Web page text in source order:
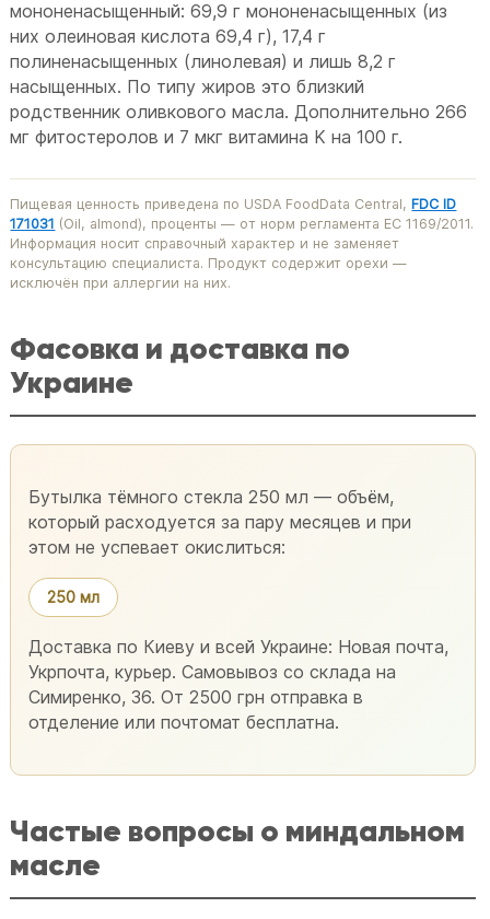
мононенасыщенный: 69,9 г мононенасыщенных (из
них олеиновая кислота 69,4 г), 17,4 г
полиненасыщенных (линолевая) и лишь 8,2 г
насыщенных. По типу жиров это близкий
родственник оливкового масла. Дополнительно 266
мг фитостеролов и 7 мкг витамина K на 100 г.
Пищевая ценность приведена по USDA FoodData Central,FDC ID
171031 (Oil, almond), проценты — от норм регламента ЕС 1169/2011.
Информация носит справочный характер и не заменяет
консультацию специалиста. Продукт содержит орехи —
исключён при аллергии на них.
Фасовка и доставка по
Украине
Бутылка тёмного стекла 250 мл — объём,
который расходуется за пару месяцев и при
этом не успевает окислиться:
250 мл
Доставка по Киеву и всей Украине: Новая почта,
Укрпочта, курьер. Самовывоз со склада на
Симиренко, 36. От 2500 грн отправка в
отделение или почтомат бесплатна.
Частые вопросы о миндальном
масле